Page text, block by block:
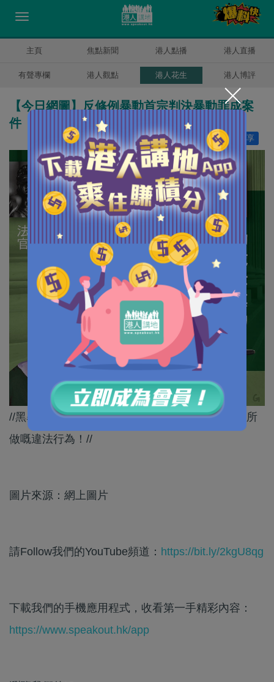
主頁 焦點新聞 港人點播 港人直播
有聲專欄 港人觀點 港人花生 港人博評
【今日網圖】反修例暴動首宗判決暴動罪成案
件
分享
讚好 53
//黑暴口中講「伸張正義」，但完全掩飾唔到佢哋所
做嘅違法行為！//
圖片來源：網上圖片
請Follow我們的YouTube頻道： https://bit.ly/2kgU8qg
下載我們的手機應用程式，收看第一手精彩內容：
https://www.speakout.hk/app